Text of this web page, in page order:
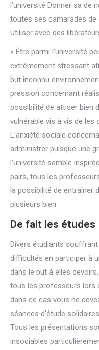
l’université Donner sa de
toutes ses camarades de
Utiliser avec des
« Être parmi l’université
extrêmement stressant
but inconnu
pression concernant
possibilité de attiser bien
vulnérable vis à vis de les
L’anxiété sociale
administrer puisque une
l’université semble
pairs, tous les
la possibilité de entraîner
plusieurs bien.
De fait les études
Divers étudiants
difficultés en participer à
dans le but à elles
tous les professeurs lors
dans ce cas vous ne
séances d’étude
Tous les présentations
insociables